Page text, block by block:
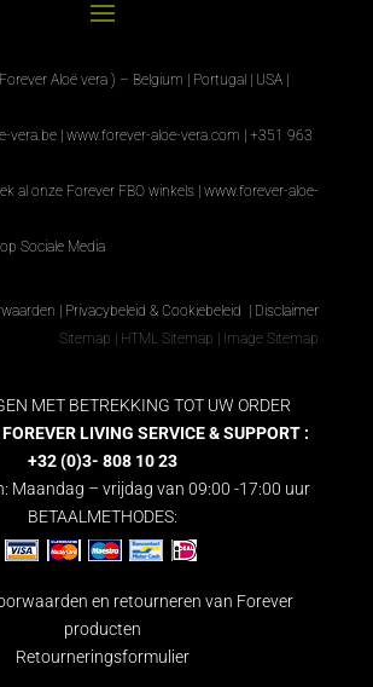
Aloë vera ) – Belgium | Portugal | USA |
vera.be | www.forever-aloe-vera.com | +351 963
al onze Forever FBO winkels| www.forever-aloe-
Sociale Media
| Privacybeleid & Cookiebeleid | Disclaimer
Sitemap | HTML Sitemap | Image Sitemap
MET BETREKKING TOT UW ORDER
FOREVER LIVING SERVICE & SUPPORT :
+32 (0)3- 808 10 23
Maandag – vrijdag van 09:00 -17:00 uur
BETAALMETHODES:
en retourneren van Forever
producten
Retourneringsformulier